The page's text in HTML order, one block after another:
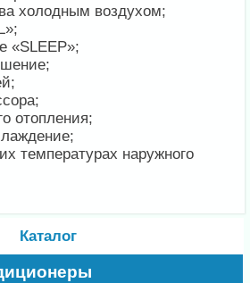
холодным воздухом;
«SLEEP»;
отопления;
температурах наружного
Каталог